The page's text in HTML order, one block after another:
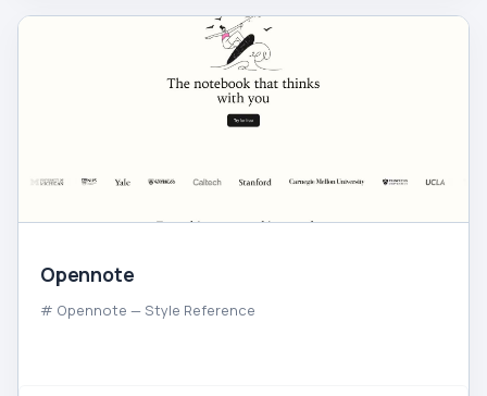
Opennote
# Opennote — Style Reference